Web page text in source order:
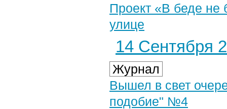
Проект «В беде не
улице
14 Сентября
Журнал
Вышел в свет
подобие" №4